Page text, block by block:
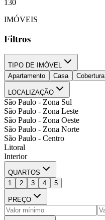
130
IMÓVEIS
Filtros
TIPO DE IMÓVEL
Apartamento
Casa Cobertura
LOCALIZAÇÃO
São Paulo - Zona Sul
São Paulo - Zona Leste
São Paulo - Zona Oeste
São Paulo - Zona Norte
São Paulo - Centro
Litoral
Interior
QUARTOS
1
2 3 4 5
PREÇO